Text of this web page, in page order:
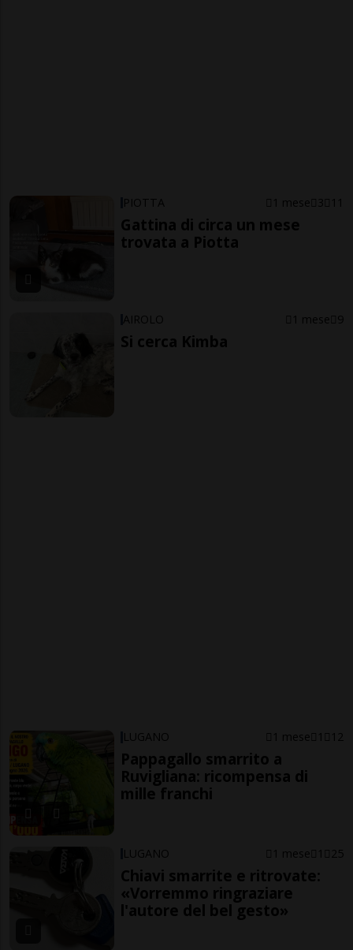
PIOTTA 1 mese 3 11
Gattina di circa un mese
trovata a Piotta
AIROLO 1 mese 9
Si cerca Kimba
LUGANO 1 mese 1 12
Pappagallo smarrito a
Ruvigliana: ricompensa di
mille franchi
LUGANO 1 mese 1 25
Chiavi smarrite e ritrovate:
«Vorremmo ringraziare
l'autore del bel gesto»